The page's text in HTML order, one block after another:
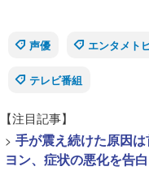
声優
エンタメト
テレビ番組
【注目記事】
> 手が震え続けた原因
ヨン、症状の悪化を告白